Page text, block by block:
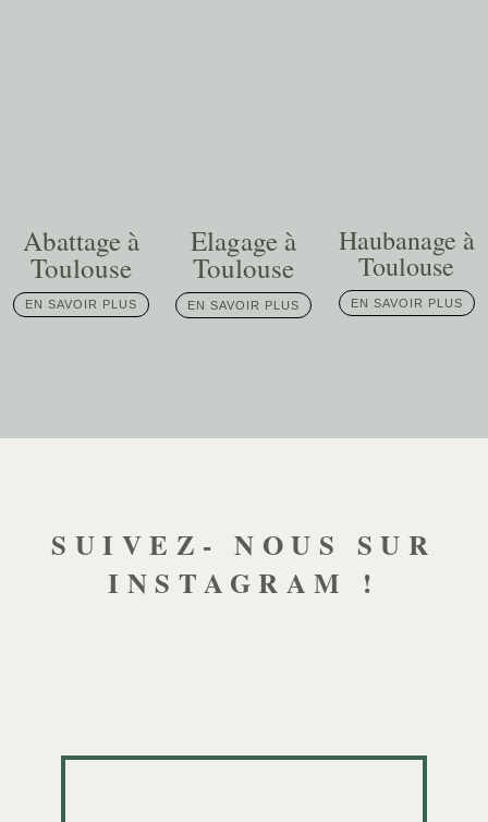
Abattage à
Toulouse
EN SAVOIR PLUS
Elagage à
Toulouse
EN SAVOIR PLUS
Haubanage à
Toulouse
EN SAVOIR PLUS
SUIVEZ- NOUS SUR
INSTAGRAM !